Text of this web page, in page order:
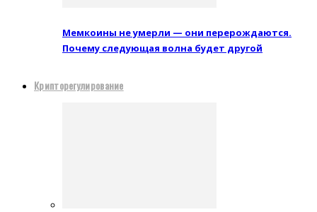
Мемкоины не умерли — они перерождаются.
Почему следующая волна будет другой
Крипторегулирование